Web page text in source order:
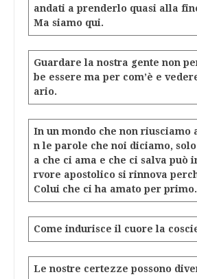
andati a prenderlo quasi alla
Ma siamo qui.
Guardare la nostra gente non
be essere ma per com’è e
ario.
In un mondo che non riusciamo
n le parole che noi diciamo,
a che ci ama e che ci salva può
rvore apostolico si rinnova
Colui che ci ha amato per primo.
Come indurisce il cuore la
Le nostre certezze possono